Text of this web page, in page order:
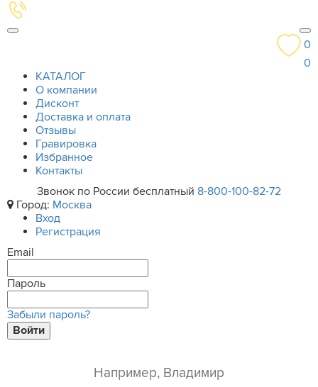
0
0
КАТАЛОГ
О компании
Дисконт
Доставка и оплата
Отзывы
Гравировка
Избранное
Контакты
Звонок по России бесплатный 8-800-100-82-72
Город: Москва
Вход
Регистрация
Email
Пароль
Забыли пароль?
Войти